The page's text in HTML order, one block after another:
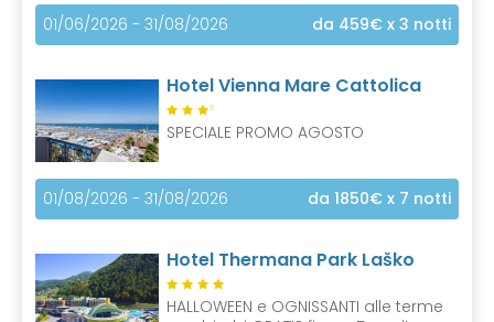
01/06/2026 - 31/08/2026
da 459€ x 3 notti
Hotel Vienna Mare Cattolica
S
SPECIALE PROMO AGOSTO
01/08/2026 - 31/08/2026 da 1850€ x 7 notti
Hotel Thermana Park Laško
HALLOWEEN e OGNISSANTI alle terme